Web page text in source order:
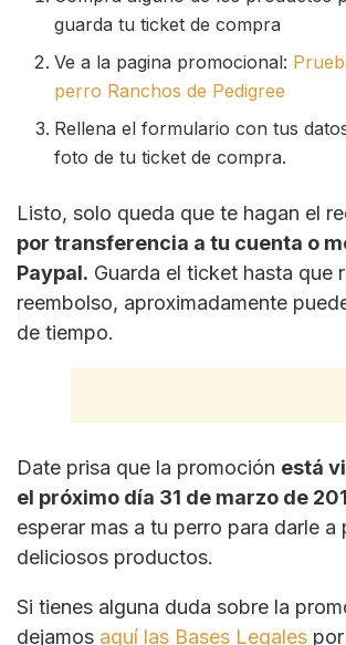
guarda tu ticket de compra
Ve a la pagina promocional:
perro Ranchos de Pedigree
Rellena el formulario con tus
foto de tu ticket de compra.
Listo, solo queda que te hagan el
por transferencia a tu cuenta o
Paypal. Guarda el ticket hasta que
reembolso, aproximadamente
de tiempo.
Date prisa que la promoción está
el próximo día 31 de marzo de
esperar mas a tu perro para darle a
deliciosos productos.
Si tienes alguna duda sobre la
dejamos aquí las Bases Legales